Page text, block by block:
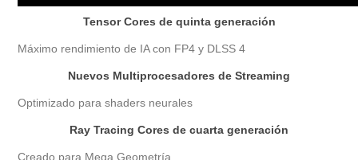
Tensor Cores de quinta generación
Máximo rendimiento de IA con FP4 y DLSS 4
Nuevos Multiprocesadores de Streaming
Optimizado para shaders neurales
Ray Tracing Cores de cuarta generación
Creado para Mega Geometría